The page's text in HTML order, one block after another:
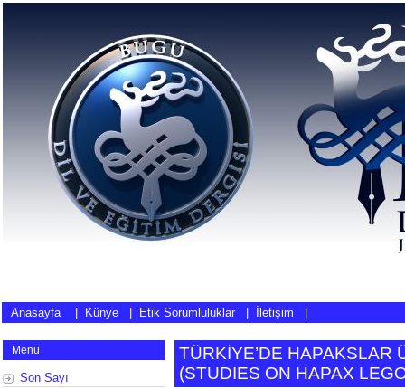
Anasayfa| Künye Etik Sorumluluklar İletişim
Menü
Son Sayı
TÜRKİYE’DE HAPAKSLAR
(STUDIES ON HAPAX